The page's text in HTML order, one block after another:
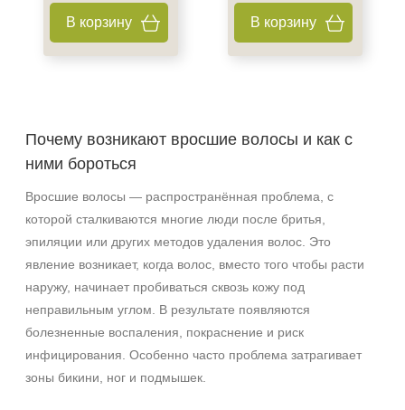
В корзину В корзину
Почему возникают вросшие волосы и как с
ними бороться
Вросшие волосы — распространённая проблема, с
которой сталкиваются многие люди после бритья,
эпиляции или других методов удаления волос. Это
явление возникает, когда волос, вместо того чтобы расти
наружу, начинает пробиваться сквозь кожу под
неправильным углом. В результате появляются
болезненные воспаления, покраснение и риск
инфицирования. Особенно часто проблема затрагивает
зоны бикини, ног и подмышек.